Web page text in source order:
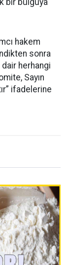
bir bulguya
hakem
sonra
dair herhangi
Sayın
ifadelerine